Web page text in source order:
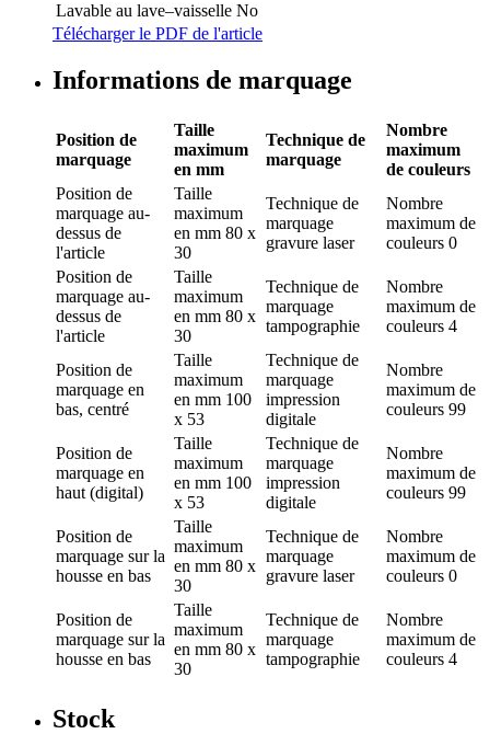
Lavable au lave–vaisselle No
Télécharger le PDF de l'article
Informations de marquage
Position de
marquage
Taille
maximum
en mm
Technique de
marquage
Nombre
maximum
de couleurs
Position de
marquage au-
dessus de
l'article
Taille
maximum
en mm 80 x
30
Technique de
marquage
gravure laser
Nombre
maximum de
couleurs 0
Position de
marquage au-
dessus de
l'article
Taille
maximum
en mm 80 x
30
Technique de
marquage
tampographie
Nombre
maximum de
couleurs 4
Position de
marquage en
bas, centré
Taille
maximum
en mm 100
x 53
Technique de
marquage
impression
digitale
Nombre
maximum de
couleurs 99
Position de
marquage en
haut (digital)
Taille
maximum
en mm 100
x 53
Technique de
marquage
impression
digitale
Nombre
maximum de
couleurs 99
Position de
marquage sur la
housse en bas
Taille
maximum
en mm 80 x
30
Technique de
marquage
gravure laser
Nombre
maximum de
couleurs 0
Position de
marquage sur la
housse en bas
Taille
maximum
en mm 80 x
30
Technique de
marquage
tampographie
Nombre
maximum de
couleurs 4
Stock